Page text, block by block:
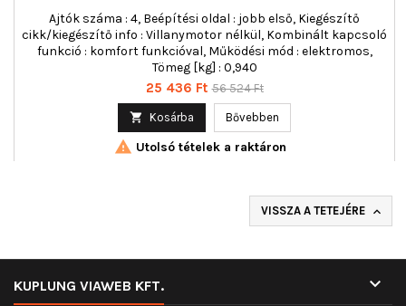
Ajtók száma : 4, Beépítési oldal : jobb első, Kiegészítő
cikk/kiegészítő info : Villanymotor nélkül, Kombinált kapcsoló
funkció : komfort funkcióval, Működési mód : elektromos,
Tömeg [kg] : 0,940
Ár
25 436 Ft Normál
56 524 Ft
 Kosárba Bővebben
 Utolsó tételek a raktáron
VISSZA A TETEJÉRE 
KUPLUNG VIAWEB KFT. 